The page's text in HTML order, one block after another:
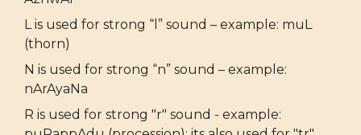
L is used for strong “l” sound – example: muL
(thorn)
N is used for strong “n” sound – example:
nArAyaNa
R is used for strong "r" sound - example: